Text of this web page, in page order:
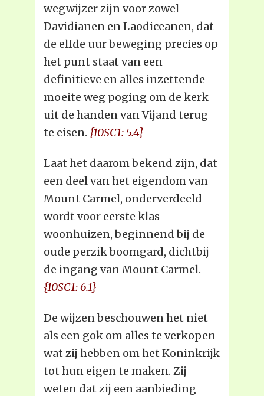
wegwijzer zijn voor zowel
Davidianen en Laodiceanen, dat
de elfde uur beweging precies op
het punt staat van een
definitieve en alles inzettende
moeite weg poging om de kerk
uit de handen van Vijand terug
te eisen. {10SC1: 5.4}
Laat het daarom bekend zijn, dat
een deel van het eigendom van
Mount Carmel, onderverdeeld
wordt voor eerste klas
woonhuizen, beginnend bij de
oude perzik boomgard, dichtbij
de ingang van Mount Carmel.
{10SC1: 6.1}
De wijzen beschouwen het niet
als een gok om alles te verkopen
wat zij hebben om het Koninkrijk
tot hun eigen te maken. Zij
weten dat zij een aanbieding